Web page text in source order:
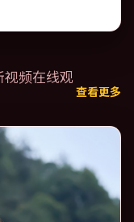
视频在线观
查看更多